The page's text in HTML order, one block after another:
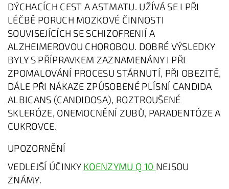
DÝCHACÍCH CEST A ASTMATU. UŽÍVÁ SE I PŘI
LÉČBĚ PORUCH MOZKOVÉ ČINNOSTI
SOUVISEJÍCÍCH SE SCHIZOFRENIÍ A
ALZHEIMEROVOU CHOROBOU. DOBRÉ VÝSLEDKY
BYLY S PŘÍPRAVKEM ZAZNAMENÁNY I PŘI
ZPOMALOVÁNÍ PROCESU STÁRNUTÍ, PŘI OBEZITĚ,
DÁLE PŘI NÁKAZE ZPŮSOBENÉ PLÍSNÍ CANDIDA
ALBICANS (CANDIDOSA), ROZTROUŠENÉ
SKLERÓZE, ONEMOCNĚNÍ ZUBŮ, PARADENTÓZE A
CUKROVCE.
UPOZORNĚNÍ
VEDLEJŠÍ ÚČINKY KOENZYMU Q 10 NEJSOU
ZNÁMY.